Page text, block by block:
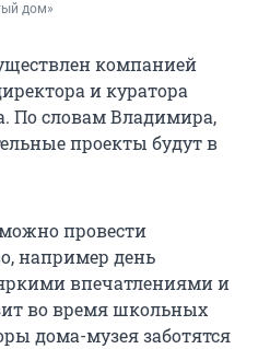
дом»
компанией
и куратора
По словам Владимира,
проекты будут в
провести
например день
впечатлениями и
во время школьных
дома-музея заботятся